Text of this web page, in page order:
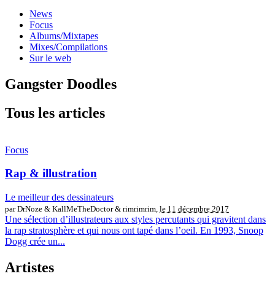
News
Focus
Albums/Mixtapes
Mixes/Compilations
Sur le web
Gangster Doodles
Tous les articles
Focus
Rap & illustration
Le meilleur des dessinateurs
par DrNoze & KallMeTheDoctor & rimrimrim, le 11 décembre 2017
Une sélection d’illustrateurs aux styles percutants qui gravitent dans
la rap stratosphère et qui nous ont tapé dans l’oeil. En 1993, Snoop
Dogg crée un...
Artistes